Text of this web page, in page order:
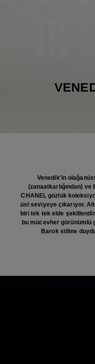
Venedik'in
(zanaatkarlığından)
CHANEL gözlük
üst seviyeye çıkarıyor.
biri tek tek elde
bu mücevher görünümlü
Barok stiline